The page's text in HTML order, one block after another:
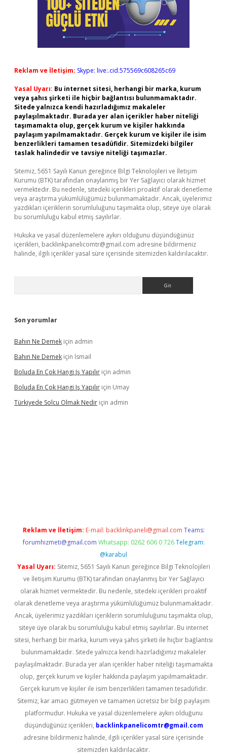
Reklam ve İletişim: Skype: live:.cid.575569c608265c69
Yasal Uyarı: Bu internet sitesi, herhangi bir marka, kurum
veya şahıs şirketi ile hiçbir bağlantısı bulunmamaktadır.
Sitede yalnızca kendi hazırladığımız makaleler
paylaşılmaktadır. Burada yer alan içerikler haber niteliği
taşımamakta olup, gerçek kurum ve kişiler hakkında
paylaşım yapılmamaktadır. Gerçek kurum ve kişiler ile isim
benzerlikleri tamamen tesadüfidir. Sitemizdeki bilgiler
taslak halindedir ve tavsiye niteliği taşımazlar.
Sitemiz, 5651 Sayılı Kanun gereğince Bilgi Teknolojileri ve İletişim
Kurumu (BTK) tarafından onaylanmış bir Yer Sağlayıcı olarak hizmet
vermektedir. Bu nedenle, sitedeki içerikleri proaktif olarak denetleme
veya araştırma yükümlülüğümüz bulunmamaktadır. Ancak, üyelerimiz
yazdıkları içeriklerin sorumluluğunu taşımakta olup, siteye üye olarak
bu sorumluluğu kabul etmiş sayılırlar.
Hukuka ve yasal düzenlemelere aykırı olduğunu düşündüğünüz
içerikleri, backlinkpanelicomtr@gmail.com adresine bildirmeniz
halinde, ilgili içerikler yasal süre içerisinde sitemizden kaldırılacaktır.
Son yorumlar
Bahın Ne Demek için admin
Bahın Ne Demek için İsmail
Boluda En Çok Hangi Iş Yapılır için admin
Boluda En Çok Hangi Iş Yapılır için Umay
Türkiyede Solcu Olmak Nedir için admin
Reklam ve İletişim: E-mail: backlinkpaneli@gmail.com Teams:
forumhizmeti@gmail.com Whatsapp: 0262 606 0 726 Telegram:
@karabul
Yasal Uyarı: Sitemiz, 5651 Sayılı Kanun gereğince Bilgi Teknolojileri
ve İletişim Kurumu (BTK) tarafından onaylanmış bir Yer Sağlayıcı
olarak hizmet vermektedir. Bu nedenle, sitedeki içerikleri proaktif
olarak denetleme veya araştırma yükümlülüğümüz bulunmamaktadır.
Ancak, üyelerimiz yazdıkları içeriklerin sorumluluğunu taşımakta olup,
siteye üye olarak bu sorumluluğu kabul etmiş sayılırlar. Bu internet
sitesi, herhangi bir marka, kurum veya şahıs şirketi ile hiçbir bağlantısı
bulunmamaktadır. Sitede yalnızca kendi hazırladığımız makaleler
paylaşılmaktadır. Burada yer alan içerikler haber niteliği taşımamakta
olup, gerçek kurum ve kişiler hakkında paylaşım yapılmamaktadır.
Gerçek kurum ve kişiler ile isim benzerlikleri tamamen tesadüfidir.
Sitemiz, kar amacı gütmeyen ve tamamen ücretsiz bir bilgi paylaşım
platformudur. Hukuka ve yasal düzenlemelere aykırı olduğunu
düşündüğünüz içerikleri, backlinkpanelicomtr@gmail.com
adresine bildirmeniz halinde, ilgili içerikler yasal süre içerisinde
sitemizden kaldırılacaktır.